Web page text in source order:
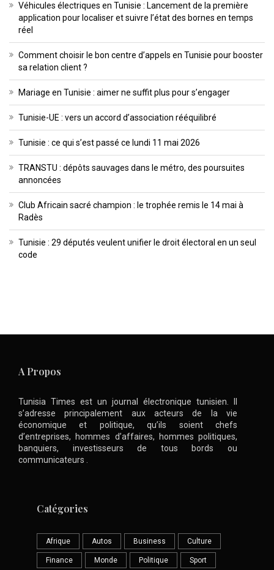
Véhicules électriques en Tunisie : Lancement de la première
application pour localiser et suivre l’état des bornes en temps
réel
Comment choisir le bon centre d’appels en Tunisie pour booster
sa relation client ?
Mariage en Tunisie : aimer ne suffit plus pour s’engager
Tunisie-UE : vers un accord d’association rééquilibré
Tunisie : ce qui s’est passé ce lundi 11 mai 2026
TRANSTU : dépôts sauvages dans le métro, des poursuites
annoncées
Club Africain sacré champion : le trophée remis le 14 mai à
Radès
Tunisie : 29 députés veulent unifier le droit électoral en un seul
code
A Propos
Tunisia Times est un journal électronique tunisien. Il
s’adresse principalement aux acteurs de la vie
économique et politique, qu’ils soient chefs
d’entreprises, hommes d’affaires, hommes politiques,
banquiers, investisseurs de tous bords ou
communicateurs .
Catégories
Afrique Autos Business Culture
Finance Monde Politique Sport